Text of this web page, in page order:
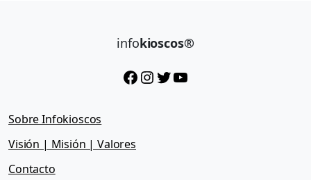
infokioscos®
Facebook InstagramTwitter YouTube
Sobre Infokioscos
Visión | Misión | Valores
Contacto